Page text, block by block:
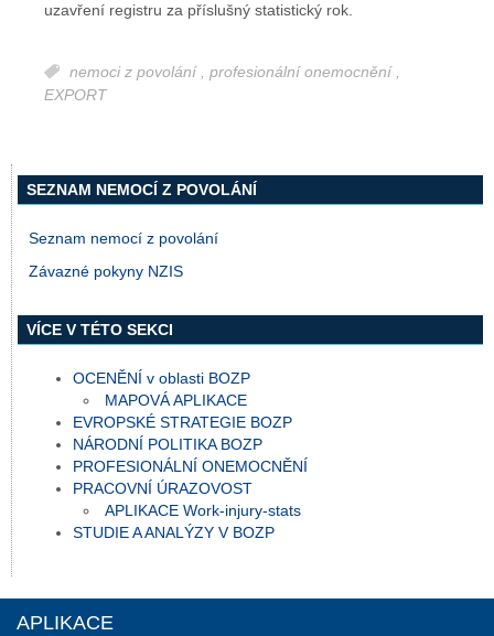
uzavření registru za příslušný statistický rok.
nemoci z povolání profesionální onemocnění
EXPORT
SEZNAM NEMOCÍ Z POVOLÁNÍ
Seznam nemocí z povolání
Závazné pokyny NZIS
VÍCE V TÉTO SEKCI
OCENĚNÍ v oblasti BOZP
MAPOVÁ APLIKACE
EVROPSKÉ STRATEGIE BOZP
NÁRODNÍ POLITIKA BOZP
PROFESIONÁLNÍ ONEMOCNĚNÍ
PRACOVNÍ ÚRAZOVOST
APLIKACE Work-injury-stats
STUDIE A ANALÝZY V BOZP
APLIKACE